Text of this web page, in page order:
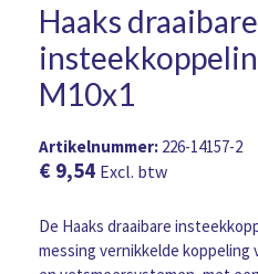
Haaks draaibare
M10x1
Artikelnummer: 226-14157-2
€ 9,54 Excl. btw
De Haaks draaibare
messing vernikkelde koppeling